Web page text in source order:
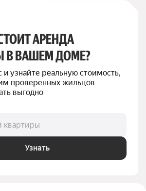
АРЕНДА
В ВАШЕМ ДОМЕ?
и узнайте реальную стоимость,
проверенных жильцов
выгодно
квартиры
Узнать